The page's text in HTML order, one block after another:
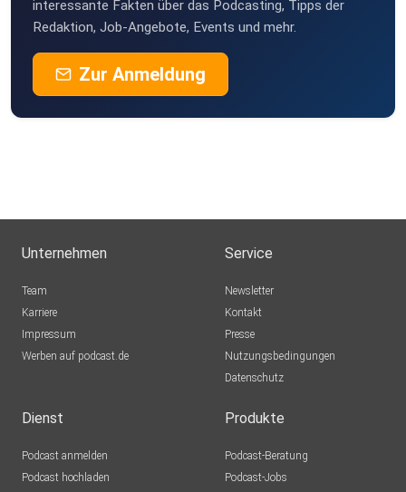
interessante Fakten über das Podcasting, Tipps der
Redaktion, Job-Angebote, Events und mehr.
Zur Anmeldung
Unternehmen
Team
Karriere
Impressum
Werben auf podcast.de
Service
Newsletter
Kontakt
Presse
Nutzungsbedingungen
Datenschutz
Dienst
Podcast anmelden
Podcast hochladen
Produkte
Podcast-Beratung
Podcast-Jobs